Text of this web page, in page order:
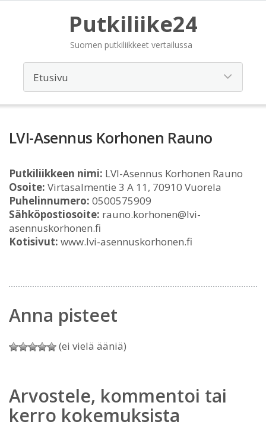
Putkiliike24
Suomen putkiliikkeet vertailussa
LVI-Asennus Korhonen Rauno
Putkiliikkeen nimi: LVI-Asennus Korhonen Rauno
Osoite: Virtasalmentie 3 A 11, 70910 Vuorela
Puhelinnumero: 0500575909
Sähköpostiosoite: rauno.korhonen@lvi-
asennuskorhonen.fi
Kotisivut: www.lvi-asennuskorhonen.fi
Anna pisteet
(ei vielä ääniä)
Arvostele, kommentoi tai
kerro kokemuksista